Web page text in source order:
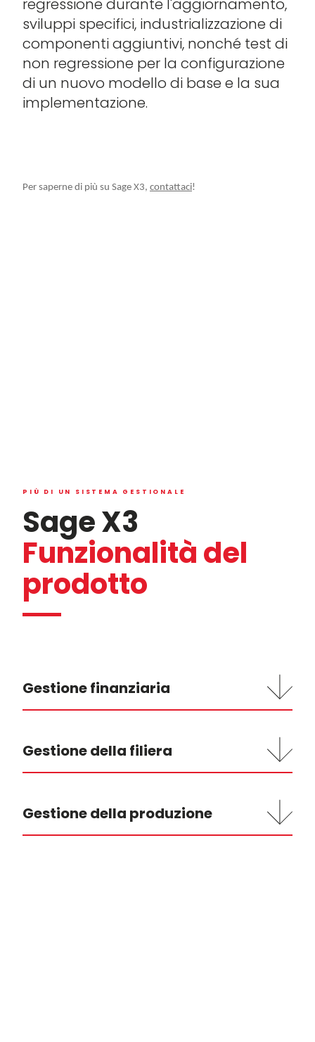
regressione durante l'aggiornamento,
sviluppi specifici, industrializzazione di
componenti aggiuntivi, nonché test di
non regressione per la configurazione
di un nuovo modello di base e la sua
implementazione.
Per saperne di più su Sage X3, contattaci!
PIÙ DI UN SISTEMA GESTIONALE
Sage X3
Funzionalità del
prodotto
Gestione finanziaria
Gestione della filiera
Gestione della produzione